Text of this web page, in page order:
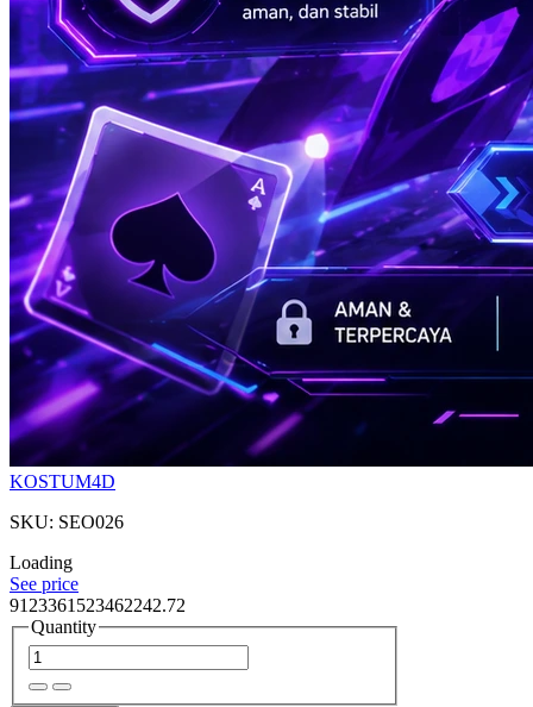
KOSTUM4D
SKU: SEO026
Loading
See price
9123361523462242.72
Quantity